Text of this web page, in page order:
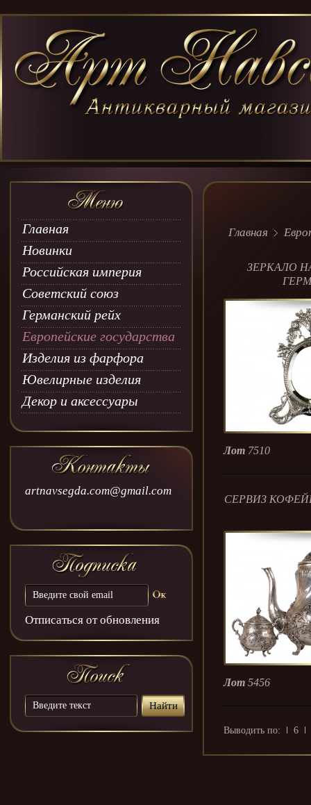
Главная
Новинки
Российская империя
Советский союз
Германский рейх
Европейские государства
Изделия из фарфора
Ювелирные изделия
Декор и аксессуары
artnavsegda.com@gmail.com
Отписаться от обновления
Главная
ЗЕРКАЛО
Лот 7510
СЕРВИЗ
Лот 5456
Выводить по: 6